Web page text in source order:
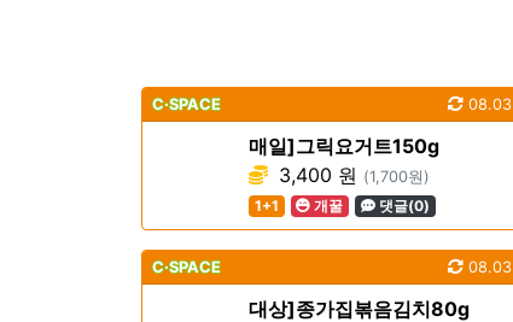
C·SPACE 08.03
매일]그릭요거트150g
3,400 원 (1,700원)
1+1
개꿀 댓글(0)
C·SPACE 08.03
대상]종가집볶음김치80g